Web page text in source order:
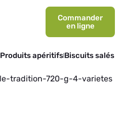
Commander
en ligne
Produits apéritifsBiscuits salés